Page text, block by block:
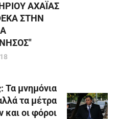
ΑΧΑΪΑΣ
ΣΤΗΝ
Τα μνημόνια
τα μέτρα
και οι φόροι